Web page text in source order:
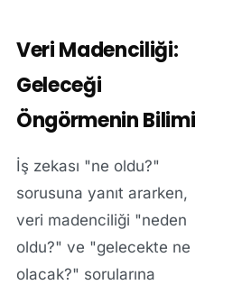
Veri Madenciliği:
Geleceği
Öngörmenin Bilimi
İş zekası "ne oldu?"
sorusuna yanıt ararken,
veri madenciliği "neden
oldu?" ve "gelecekte ne
olacak?" sorularına